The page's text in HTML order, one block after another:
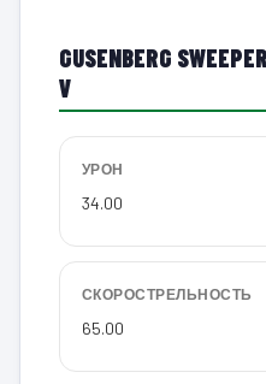
GUSENBERG
V
УРОН
34.00
СКОРОСТРЕЛЬНОСТЬ
65.00